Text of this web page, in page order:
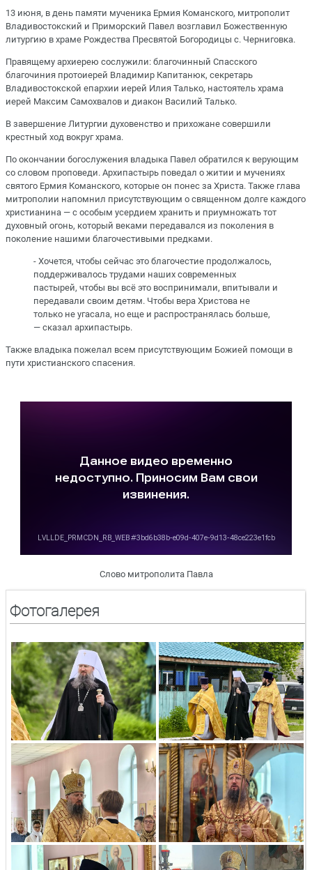
13 июня, в день памяти мученика Ермия Команского, митрополит
Владивостокский и Приморский Павел возглавил Божественную
литургию в храме Рождества Пресвятой Богородицы с. Черниговка.
Правящему архиерею сослужили: благочинный Спасского
благочиния протоиерей Владимир Капитанюк, секретарь
Владивостокской епархии иерей Илия Талько, настоятель храма
иерей Максим Самохвалов и диакон Василий Талько.
В завершение Литургии духовенство и прихожане совершили
крестный ход вокруг храма.
По окончании богослужения владыка Павел обратился к верующим
со словом проповеди. Архипастырь поведал о житии и мучениях
святого Ермия Команского, которые он понес за Христа. Также глава
митрополии напомнил присутствующим о священном долге каждого
христианина — с особым усердием хранить и приумножать тот
духовный огонь, который веками передавался из поколения в
поколение нашими благочестивыми предками.
- Хочется, чтобы сейчас это благочестие продолжалось,
поддерживалось трудами наших современных
пастырей, чтобы вы всё это воспринимали, впитывали и
передавали своим детям. Чтобы вера Христова не
только не угасала, но еще и распространялась больше,
— сказал архипастырь.
Также владыка пожелал всем присутствующим Божией помощи в
пути христианского спасения.
Слово митрополита Павла
Фотогалерея